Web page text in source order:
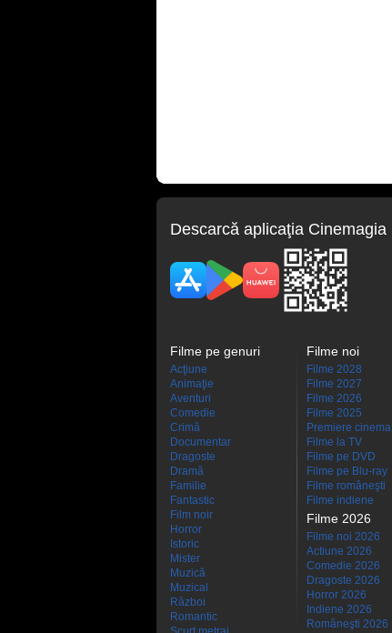
Descarcă aplicaţia Cinemagia
Filme pe genuri
Acţiune
Animaţie
Aventuri
Comedie
Crimă
Documentar
Dragoste
Dramă
Familie
Fantastic
Film noir
Horror
Istoric
Mister
Muzică
Muzical
Război
Romantic
Filme noi
Filme 2028
Filme 2027
Filme 2026
Filme 2025
Premiere cinema
Filme la TV
Filme pe DVD
Filme pe Blu-ray
Filme româneşti
Filme indiene
Filme 2026
Filme noi 2026
Actiune 2026
Comedie 2026
Dragoste 2026
Horror 2026
Indiene 2026
Româneşti 2026